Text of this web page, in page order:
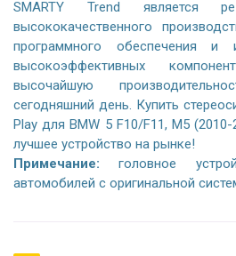
SMARTY Trend является
высококачественного
программного обеспечения и
высокоэффективных
высочайшую
сегодняшний день. Купить
Play для BMW 5 F10/F11, M5
лучшее устройство на рынке!
Примечание: головное
автомобилей с оригинальной